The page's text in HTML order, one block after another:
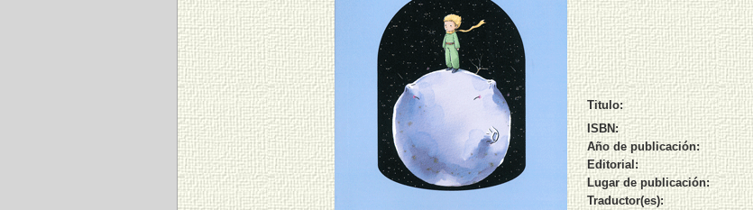
Titulo:
ISBN:
Año de publicación:
Editorial:
Lugar de publicación:
Traductor(es):